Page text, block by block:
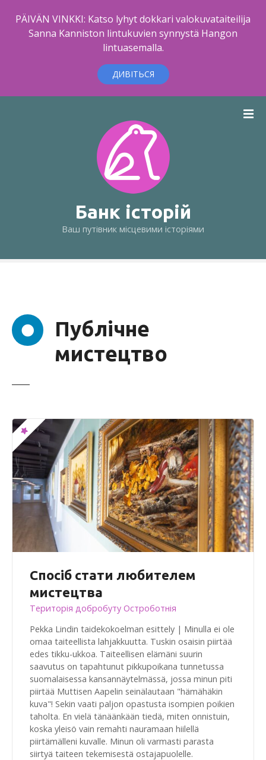
PÄIVÄN VINKKI: Katso lyhyt dokkari valokuvataiteilija
Sanna Kanniston lintukuvien synnystä Hangon
lintuasemalla.
ДИВІТЬСЯ
і
Банк історій
Ваш путівник місцевими історіями
Публічне
мистецтво
Спосіб стати любителем
мистецтва
Територія добробуту Остроботнія
Pekka Lindin taidekokoelman esittely | Minulla ei ole
omaa taiteellista lahjakkuutta. Tuskin osaisin piirtää
edes tikku-ukkoa. Taiteellisen elämäni suurin
saavutus on tapahtunut pikkupoikana tunnetussa
suomalaisessa kansannäytelmässä, jossa minun piti
piirtää Muttisen Aapelin seinälautaan "hämähäkin
kuva"! Sekin vaati paljon opastusta isompien poikien
taholta. En vielä tänäänkään tiedä, miten onnistuin,
koska yleisö vain remahti nauramaan hiilellä
piirtämälleni kuvalle. Minun oli varmasti parasta
siirtyä taiteen tekemisestä ostajapuolelle.